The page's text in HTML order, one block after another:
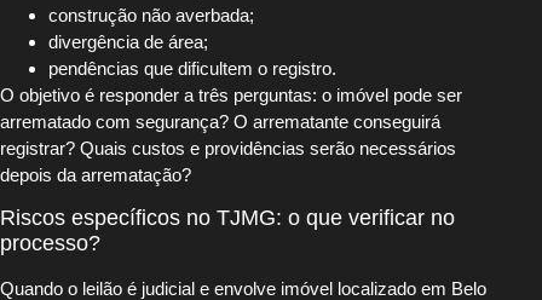
construção não averbada;
divergência de área;
pendências que dificultem o registro.
O objetivo é responder a três perguntas: o imóvel pode ser
arrematado com segurança? O arrematante conseguirá
registrar? Quais custos e providências serão necessários
depois da arrematação?
Riscos específicos no TJMG: o que verificar no
processo?
Quando o leilão é judicial e envolve imóvel localizado em Belo